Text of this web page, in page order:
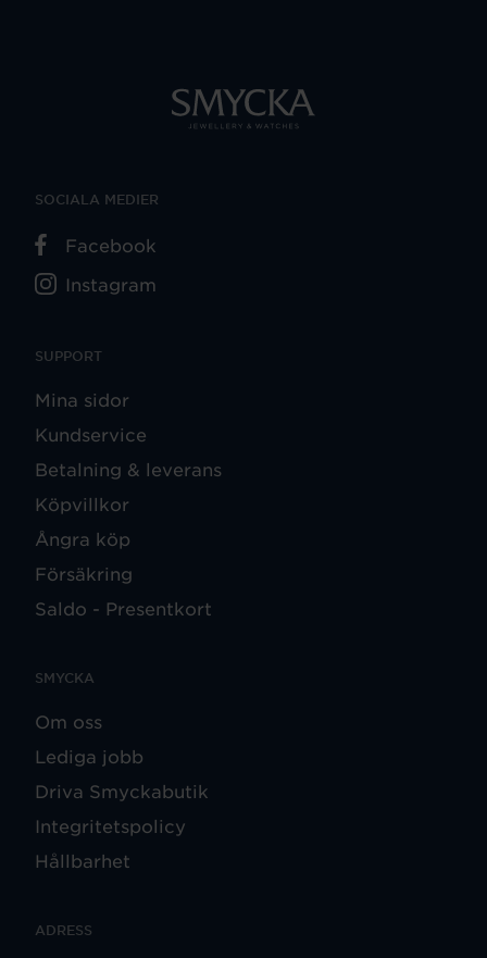
SUPPORT
Mina sidor
Kundservice
Betalning & leverans
Köpvillkor
Ångra köp
Försäkring
Saldo - Presentkort
SMYCKA
Om oss
Lediga jobb
Driva Smyckabutik
Integritetspolicy
Hållbarhet
ADRESS
SOCIALA MEDIER
Facebook
Instagram